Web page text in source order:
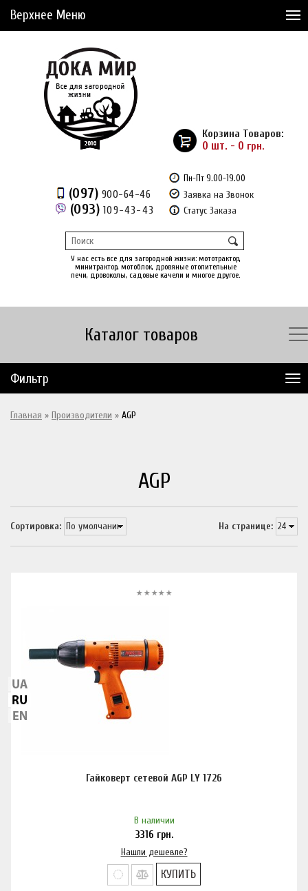
Верхнее Меню
Доставка и Оплата
Рассрочка
Доставка из Америки
Отложенные товары (0)
(097) 900-64-46
(093) 109-43-43
Пн-Пт 9.00-19.00
Заявка на Звонок
Статус Заказа
У нас есть все для загородной жизни: мототрактор,
минитрактор, мотоблок, дровяные отопительные
печи, дровоколы, садовые качели и многое другое.
Корзина Товаров:
0 шт. - 0 грн.
Каталог товаров
Фильтр
Главная » Производители » AGP
AGP
На странице:
Сортировка:
Гайковерт сетевой AGP LY 1726
В наличии
3316 грн.
Нашли дешевле?
КУПИТЬ